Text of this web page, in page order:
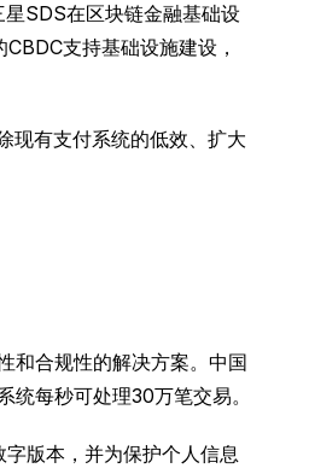
SDS在区块链金融基础设
支持基础设施建设，
现有支付系统的低效、扩大
和合规性的解决方案。中国
每秒可处理30万笔交易。
版本，并为保护个人信息